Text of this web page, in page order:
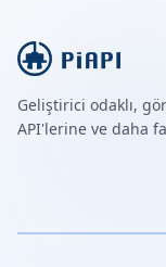
Geliştirici odaklı,
API'lerine ve daha